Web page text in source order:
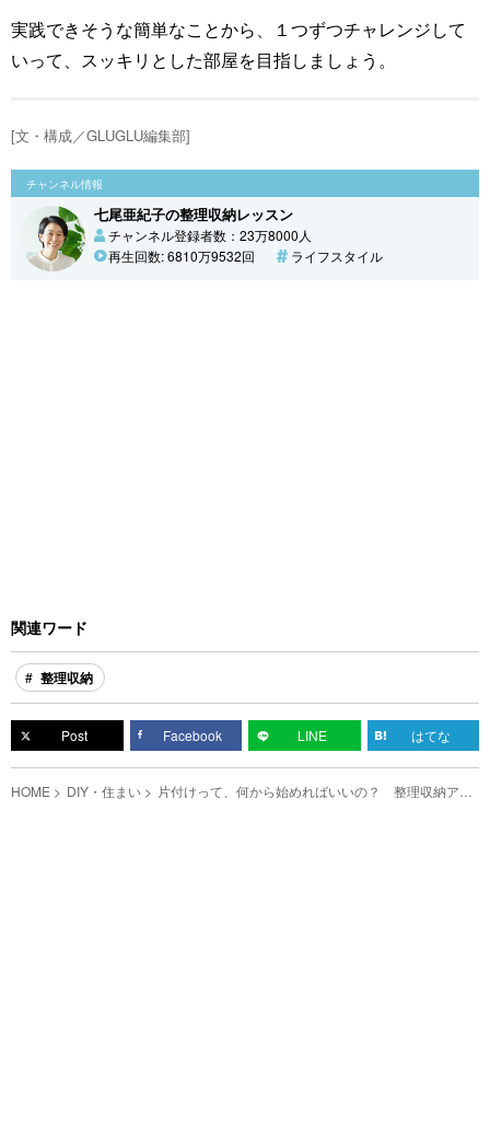
実践できそうな簡単なことから、１つずつチャレンジして
いって、スッキリとした部屋を目指しましょう。
[文・構成／GLUGLU編集部]
チャンネル情報
七尾亜紀子の整理収納レッスン
チャンネル登録者数：23万8000人
再生回数: 6810万9532回
ライフスタイル
関連ワード
整理収納
Post Facebook LINE はてな
HOME DIY・住まい 片付けって、何から始めればいいの？ 整理収納アド
バイザーが『片付けの悩み』を解消させる